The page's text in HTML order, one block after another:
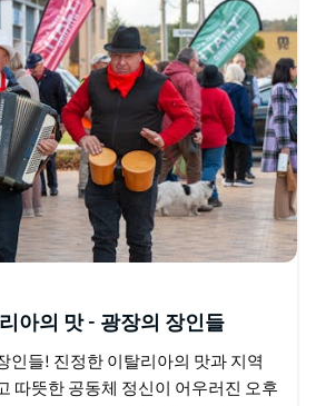
아의 맛 - 광장의 장인들
인들! 진정한 이탈리아의 맛과 지역
따뜻한 공동체 정신이 어우러진 오후